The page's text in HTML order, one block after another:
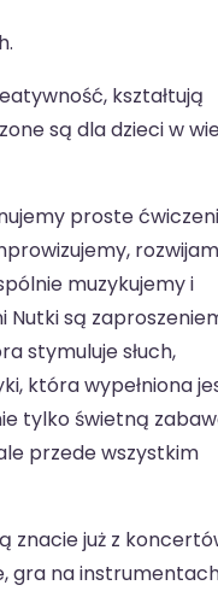
kształtują
są dla dzieci w
proste
muzykujemy i
Nutki są
stymuluje słuch,
która wypełniona
tylko świetną
przede wszystkim
znacie już z
gra na